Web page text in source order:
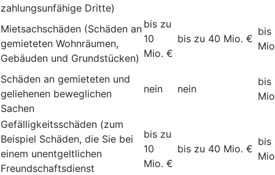
zahlungsunfähige Dritte)
Mietsachschäden (Schäden an
gemieteten Wohnräumen,
Gebäuden und Grundstücken)
bis zu
10
Mio. €
bis zu 40 Mio. €
bis
Schäden an gemieteten und
geliehenen beweglichen
Sachen
nein nein
bis
Gefälligkeitsschäden (zum
Beispiel Schäden, die Sie bei
einem unentgeltlichen
Freundschaftsdienst
bis zu
10
Mio. €
bis zu 40 Mio. €
bis